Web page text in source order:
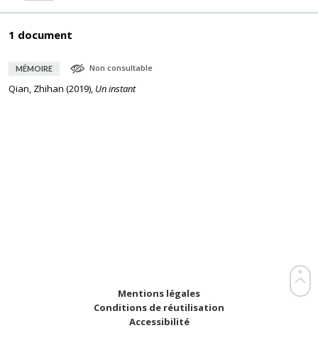
1 document
MÉMOIRE Non consultable
Qian, Zhihan (2019), Un instant
Mentions légales
Conditions de réutilisation
Accessibilité